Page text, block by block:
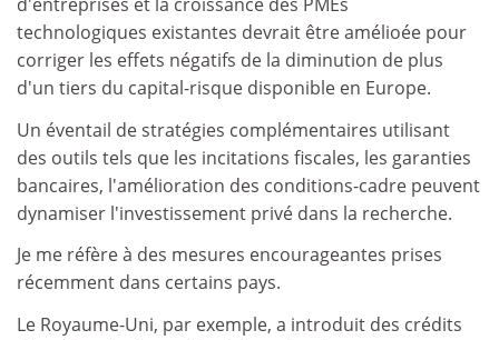
technologiques existantes devrait être amélioée pour
corriger les effets négatifs de la diminution de plus
d'un tiers du capital-risque disponible en Europe.
Un éventail de stratégies complémentaires utilisant
des outils tels que les incitations fiscales, les garanties
bancaires, l'amélioration des conditions-cadre peuvent
dynamiser l'investissement privé dans la recherche.
Je me réfère à des mesures encourageantes prises
récemment dans certains pays.
Le Royaume-Uni, par exemple, a introduit des crédits